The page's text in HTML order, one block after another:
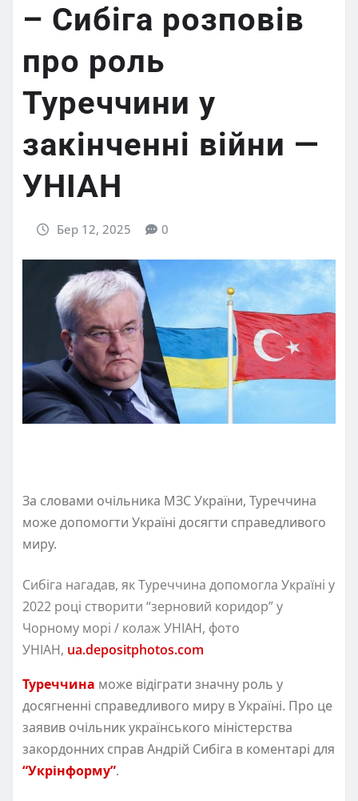
– Сибіга розповів
про роль
Туреччини у
закінченні війни —
УНІАН
Бер 12, 2025 0
За словами очільника МЗС України, Туреччина
може допомогти Україні досягти справедливого
миру.
Сибіга нагадав, як Туреччина допомогла Україні у
2022 році створити “зерновий коридор” у
Чорному морі / колаж УНІАН, фото
УНІАН, ua.depositphotos.com
Туреччина може відіграти значну роль у
досягненні справедливого миру в Україні. Про це
заявив очільник українського міністерства
закордонних справ Андрій Сибіга в коментарі для
“Укрінформу”.